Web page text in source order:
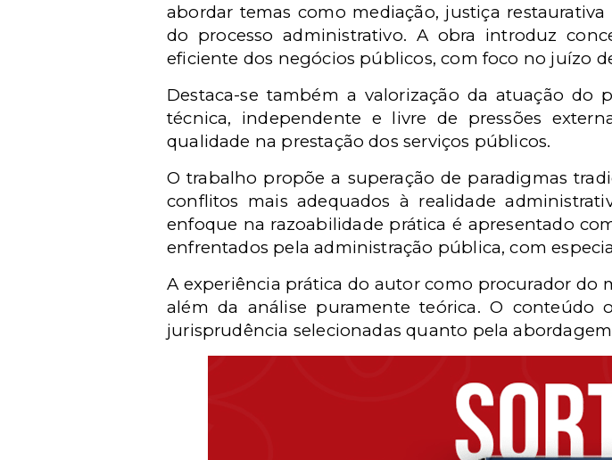
abordar temas como mediação, justiça
do processo administrativo. A obra introduz
eficiente dos negócios públicos, com foco no juízo
Destaca-se também a valorização da atuação do
técnica, independente e livre de pressões
qualidade na prestação dos serviços públicos.
O trabalho propõe a superação de paradigmas
conflitos mais adequados à realidade
enfoque na razoabilidade prática é apresentado
enfrentados pela administração pública, com
A experiência prática do autor como procurador do
além da análise puramente teórica. O conteúdo
jurisprudência selecionadas quanto pela